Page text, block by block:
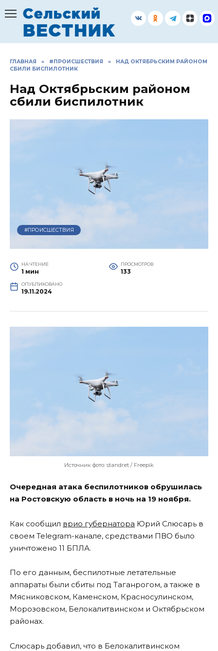
содержанию
ГЛАВНАЯ » #ПРОИСШЕСТВИЯ »
НАД ОКТЯБРЬСКИМ РАЙОНОМ
СБИЛИ БИСПИЛОТНИК
Над Октябрьским районом
сбили биспилотник
#ПРОИСШЕСТВИЯ
НА ЧТЕНИЕ
1 мин
ПРОСМОТРОВ
133
ОПУБЛИКОВАНО
19.11.2024
Источник фото: standret / Freepik
Очередная атака беспилотников обрушилась
на Ростовскую область в ночь на 19 ноября.
Как сообщил врио губернатора Юрий Слюсарь в
своем Telegram-канале, средствами ПВО было
уничтожено 11 БПЛА.
По его данным, беспилотные летательные
аппараты были сбиты под Таганрогом, а также в
Мясниковском, Каменском, Красносулинском,
Морозовском, Белокалитвинском и Октябрьском
районах.
Слюсарь добавил, что в Белокалитвинском